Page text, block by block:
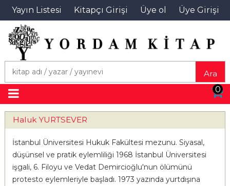
Yayın Listesi Kitapçı Girişi Üye ol Üye Girişi
Ara
0
Haluk YURTSEVER
İstanbul Üniversitesi Hukuk Fakültesi mezunu. Siyasal,
düşünsel ve pratik eylemliliği 1968 İstanbul Üniversitesi
işgali, 6. Filoyu ve Vedat Demircioğlu'nun ölümünü
protesto eylemleriyle başladı. 1973 yazında yurtdışına